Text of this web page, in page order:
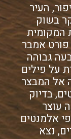
העיר
בשוק
המקומית
אמבר
ה-17 על גבעה גבוהה
על פילים
אל המבצר
בדיוק
עוצר
אלמנטים
נצא